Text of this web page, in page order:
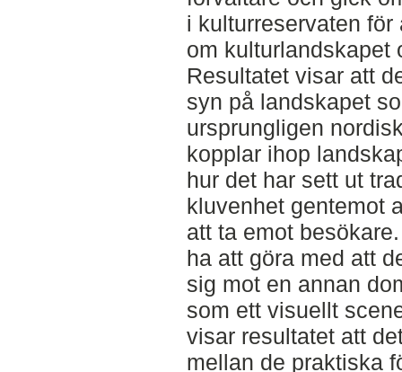
i kulturreservaten
om kulturlandskapet
Resultatet visar att
syn på landskapet
ursprungligen
kopplar ihop
hur det har sett ut
kluvenhet gentemot
att ta emot
ha att göra med att
sig mot en annan
som ett visuellt
visar resultatet att
mellan de praktiska